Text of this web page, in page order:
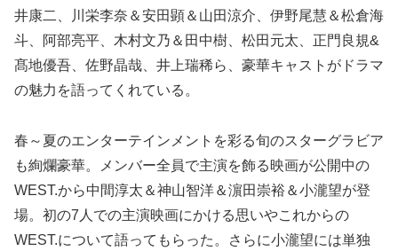
井康二、川栄李奈＆安田顕＆山田涼介、伊野尾慧＆松倉海
斗、阿部亮平、木村文乃＆田中樹、松田元太、正門良規&
髙地優吾、佐野晶哉、井上瑞稀ら、豪華キャストがドラマ
の魅力を語ってくれている。
春～夏のエンターテインメントを彩る旬のスターグラビア
も絢爛豪華。メンバー全員で主演を飾る映画が公開中の
WEST.から中間淳太＆神山智洋＆濵田崇裕＆小瀧望が登
場。初の7人での主演映画にかける思いやこれからの
WEST.について語ってもらった。さらに小瀧望には単独